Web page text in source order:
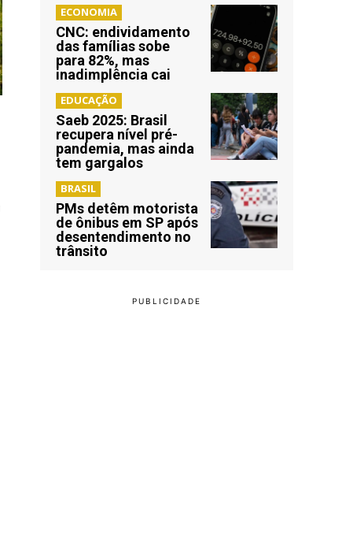
ECONOMIA
CNC: endividamento
das famílias sobe
para 82%, mas
inadimplência cai
EDUCAÇÃO
Saeb 2025: Brasil
recupera nível pré-
pandemia, mas ainda
tem gargalos
BRASIL
PMs detêm motorista
de ônibus em SP após
desentendimento no
trânsito